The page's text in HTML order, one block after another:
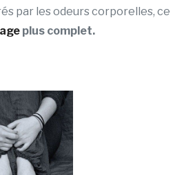
par les odeurs corporelles, ce
plus complet.